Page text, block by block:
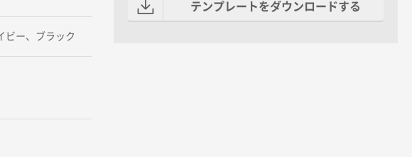
テンプレートをダウンロードする
ビー、ブラック